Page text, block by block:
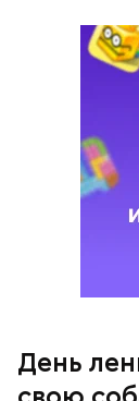
День